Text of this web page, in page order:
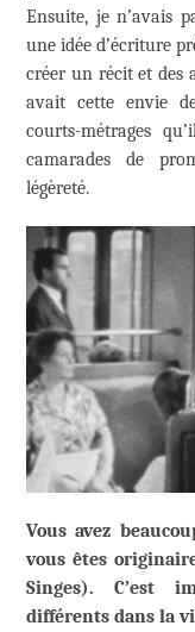
Ensuite, je n’avais
une idée d’écriture
créer un récit et des
avait cette envie
courts-métrages
camarades de
légèreté.
Vous avez
vous êtes
Singes). C’est
différents dans la